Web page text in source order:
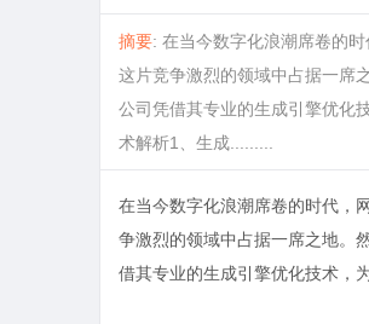
摘要: 在当今数字化浪潮席卷的
这片竞争激烈的领域中占据一席
公司凭借其专业的生成引擎优化
术解析1、生成.........
在当今数字化浪潮席卷的时代，
争激烈的领域中占据一席之地。
借其专业的生成引擎优化技术，